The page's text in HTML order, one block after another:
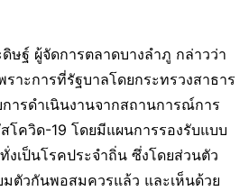
ษฐ์ ผู้จัดการตลาดบางลำภู กล่าวว่า
าะการที่รัฐบาลโดยกระทรวงสาธาร
ารดำเนินงานจากสถานการณ์การ
โควิด-19 โดยมีแผนการรองรับแบบ
งเป็นโรคประจำถิ่น ซึ่งโดยส่วนตัว
มตัวกันพอสมควรแล้ว และเห็นด้วย